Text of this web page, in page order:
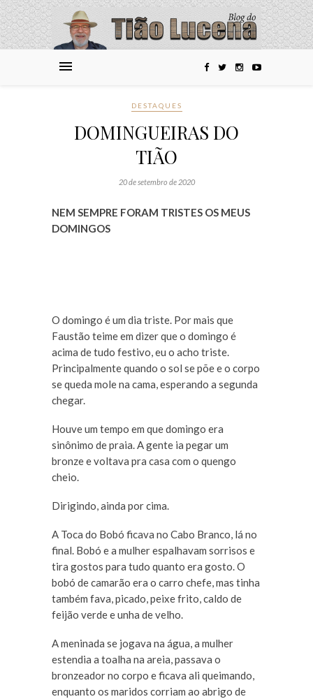
DESTAQUES
DOMINGUEIRAS DO
TIÃO
20 de setembro de 2020
NEM SEMPRE FORAM TRISTES OS MEUS
DOMINGOS
O domingo é um dia triste. Por mais que
Faustão teime em dizer que o domingo é
acima de tudo festivo, eu o acho triste.
Principalmente quando o sol se põe e o corpo
se queda mole na cama, esperando a segunda
chegar.
Houve um tempo em que domingo era
sinônimo de praia. A gente ia pegar um
bronze e voltava pra casa com o quengo
cheio.
Dirigindo, ainda por cima.
A Toca do Bobó ficava no Cabo Branco, lá no
final. Bobó e a mulher espalhavam sorrisos e
tira gostos para tudo quanto era gosto. O
bobó de camarão era o carro chefe, mas tinha
também fava, picado, peixe frito, caldo de
feijão verde e unha de velho.
A meninada se jogava na água, a mulher
estendia a toalha na areia, passava o
bronzeador no corpo e ficava ali queimando,
enquanto os maridos corriam ao abrigo de